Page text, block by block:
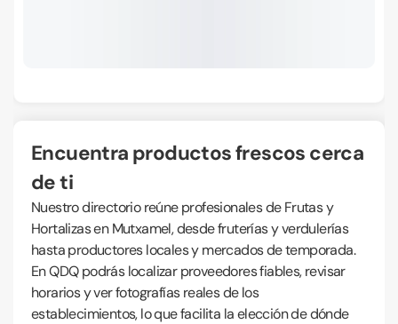
Encuentra productos frescos cerca
de ti
Nuestro directorio reúne profesionales de Frutas y
Hortalizas en Mutxamel, desde fruterías y verdulerías
hasta productores locales y mercados de temporada.
En QDQ podrás localizar proveedores fiables, revisar
horarios y ver fotografías reales de los
establecimientos, lo que facilita la elección de dónde